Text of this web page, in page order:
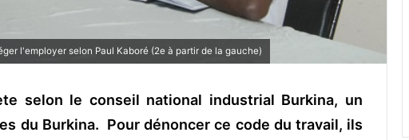
l'employer selon Paul Kaboré (2e à partir de la gauche)
selon le conseil national industrial Burkina, un
du Burkina. Pour dénoncer ce code du travail, ils